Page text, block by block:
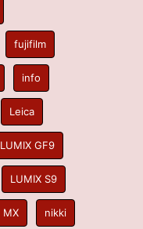
fujifilm
info
Leica
LUMIX GF9
LUMIX S9
MX nikki